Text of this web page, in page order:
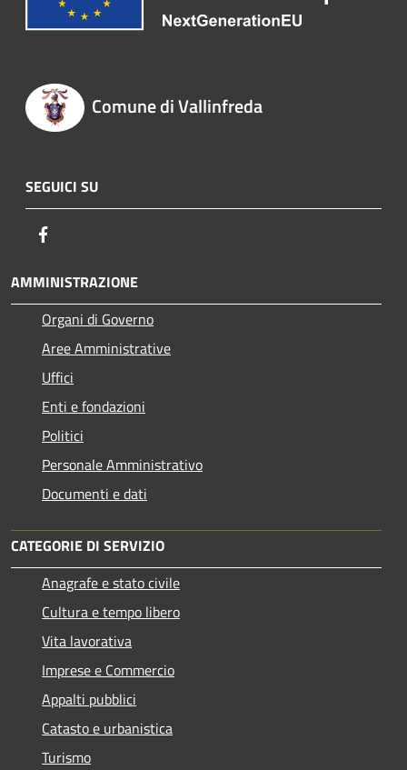
Comune di Vallinfreda
SEGUICI SU
AMMINISTRAZIONE
Organi di Governo
Aree Amministrative
Uffici
Enti e fondazioni
Politici
Personale Amministrativo
Documenti e dati
CATEGORIE DI SERVIZIO
Anagrafe e stato civile
Cultura e tempo libero
Vita lavorativa
Imprese e Commercio
Appalti pubblici
Catasto e urbanistica
Turismo